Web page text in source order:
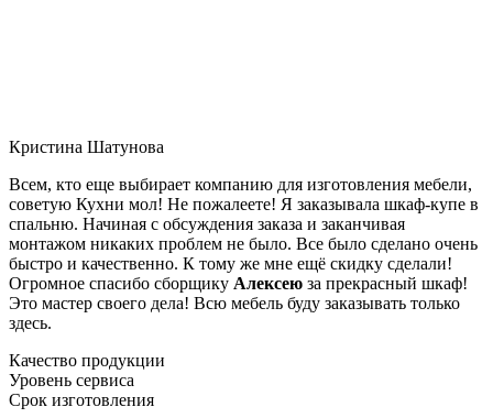
Кристина Шатунова
Всем, кто еще выбирает компанию для изготовления мебели,
советую Кухни мол! Не пожалеете! Я заказывала шкаф-купе в
спальню. Начиная с обсуждения заказа и заканчивая
монтажом никаких проблем не было. Все было сделано очень
быстро и качественно. К тому же мне ещё скидку сделали!
Огромное спасибо сборщику Алексею за прекрасный шкаф!
Это мастер своего дела! Всю мебель буду заказывать только
здесь.
Качество продукции
Уровень сервиса
Срок изготовления